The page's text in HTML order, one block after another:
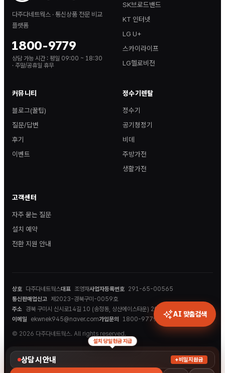
상담 시 안내 +비밀지원금
설치 당일 현금 지급
다주다네트웍스 · 통신상품 전문 비교
플랫폼
1800-9779
상담 가능 시간 : 평일 09:00 ~ 18:30
· 주말/공휴일 휴무
SK브로드밴드
KT 인터넷
LG U+
스카이라이프
LG헬로비전
커뮤니티
블로그(꿀팁)
질문/답변
후기
이벤트
정수기렌탈
정수기
공기청정기
비데
주방가전
생활가전
고객센터
자주 묻는 질문
설치 예약
전환 지원 안내
상호 다주다네트웍스대표 조영재사업자등록번호 291-65-00565
통신판매업신고 제2023-경북구미-0059호
주소 경북 구미시 신시로14길 10 (송정동, 상산에이스타운) 202호
이메일
ekwnek945@naver.com가입문의 1800-9779
© 2026 다주다네트웍스. All rights reserved.
AI 맞춤검색